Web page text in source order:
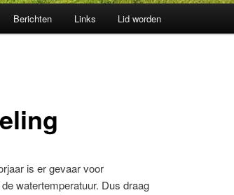
Berichten Links Lid worden
is er gevaar voor
watertemperatuur. Dus draag